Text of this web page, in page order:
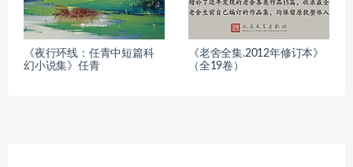
《夜行环线：任青中短篇科
幻小说集》任青
《老舍全集.2012年修订本》
（全19卷）